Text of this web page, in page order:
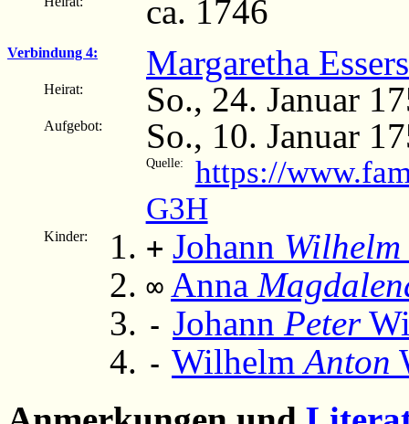
ca. 1746
Verbindung 4: Margaretha Essers
Heirat: So., 24. Januar
Aufgebot: So., 10. Januar
Quelle:
https://
G3H
Kinder: + Johann Wilhelm
∞ Anna
- Johann Peter
- WilhelmAnton